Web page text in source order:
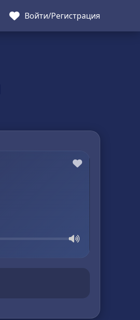
Войти/Регистрация